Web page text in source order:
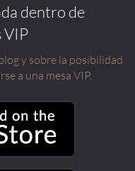
dentro de
VIP
y sobre la posibilidad
a una mesa VIP.